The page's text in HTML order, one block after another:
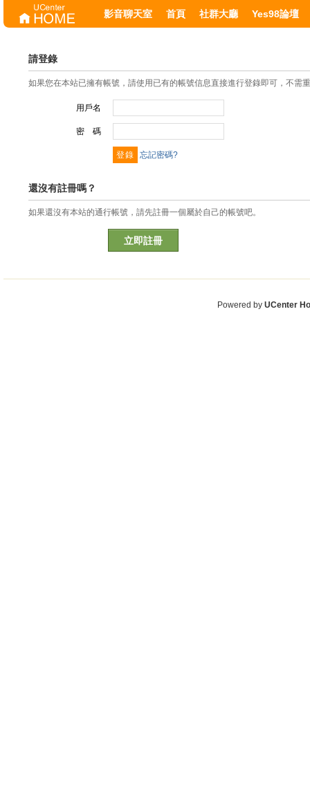
影音聊天室 首頁 社群大廳 Yes98論壇
請登錄
如果您在本站已擁有帳號，請使用已有的帳號信息直接進行登錄即可，不需
用戶名
密 碼
忘記密碼?
還沒有註冊嗎？
如果還沒有本站的通行帳號，請先註冊一個屬於自己的帳號吧。
立即註冊
Powered by UCenter